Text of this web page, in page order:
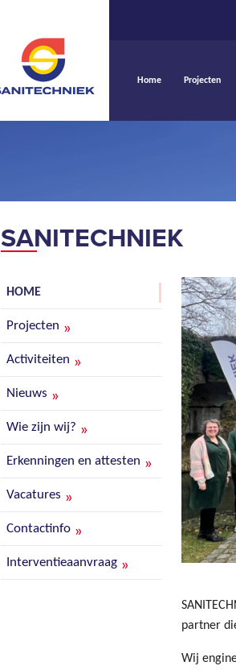
Home Projecten
SANITECHNIEK
HOME
Projecten
Activiteiten
Nieuws
Wie zijn wij?
Erkenningen en attesten
Vacatures
Contactinfo
Interventieaanvraag
partner
Wij